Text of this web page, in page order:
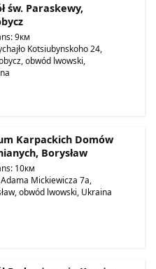
po drugiej stronie
eseju etnograficznego
roku. W skład posiadłości
ojca pisarza, stodoła,
jabłoniowy.
rzeczy, których dotykała
zestaw, który
podczas wizyty we wsi,
Franki, rzeczy z
się w domach
św. Paraskewy,
9км
Kotsiubynskoho 24,
obwód lwowski,
Karpackich Domów
Borysław
10км
Mickiewicza 7a,
obwód lwowski, Ukraina